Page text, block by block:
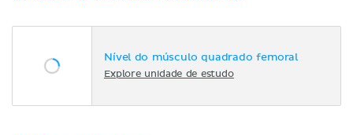
Nível do músculo quadrado femoral
Explore unidade de estudo